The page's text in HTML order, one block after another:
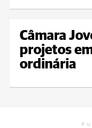
Câmara
projetos
ordinária